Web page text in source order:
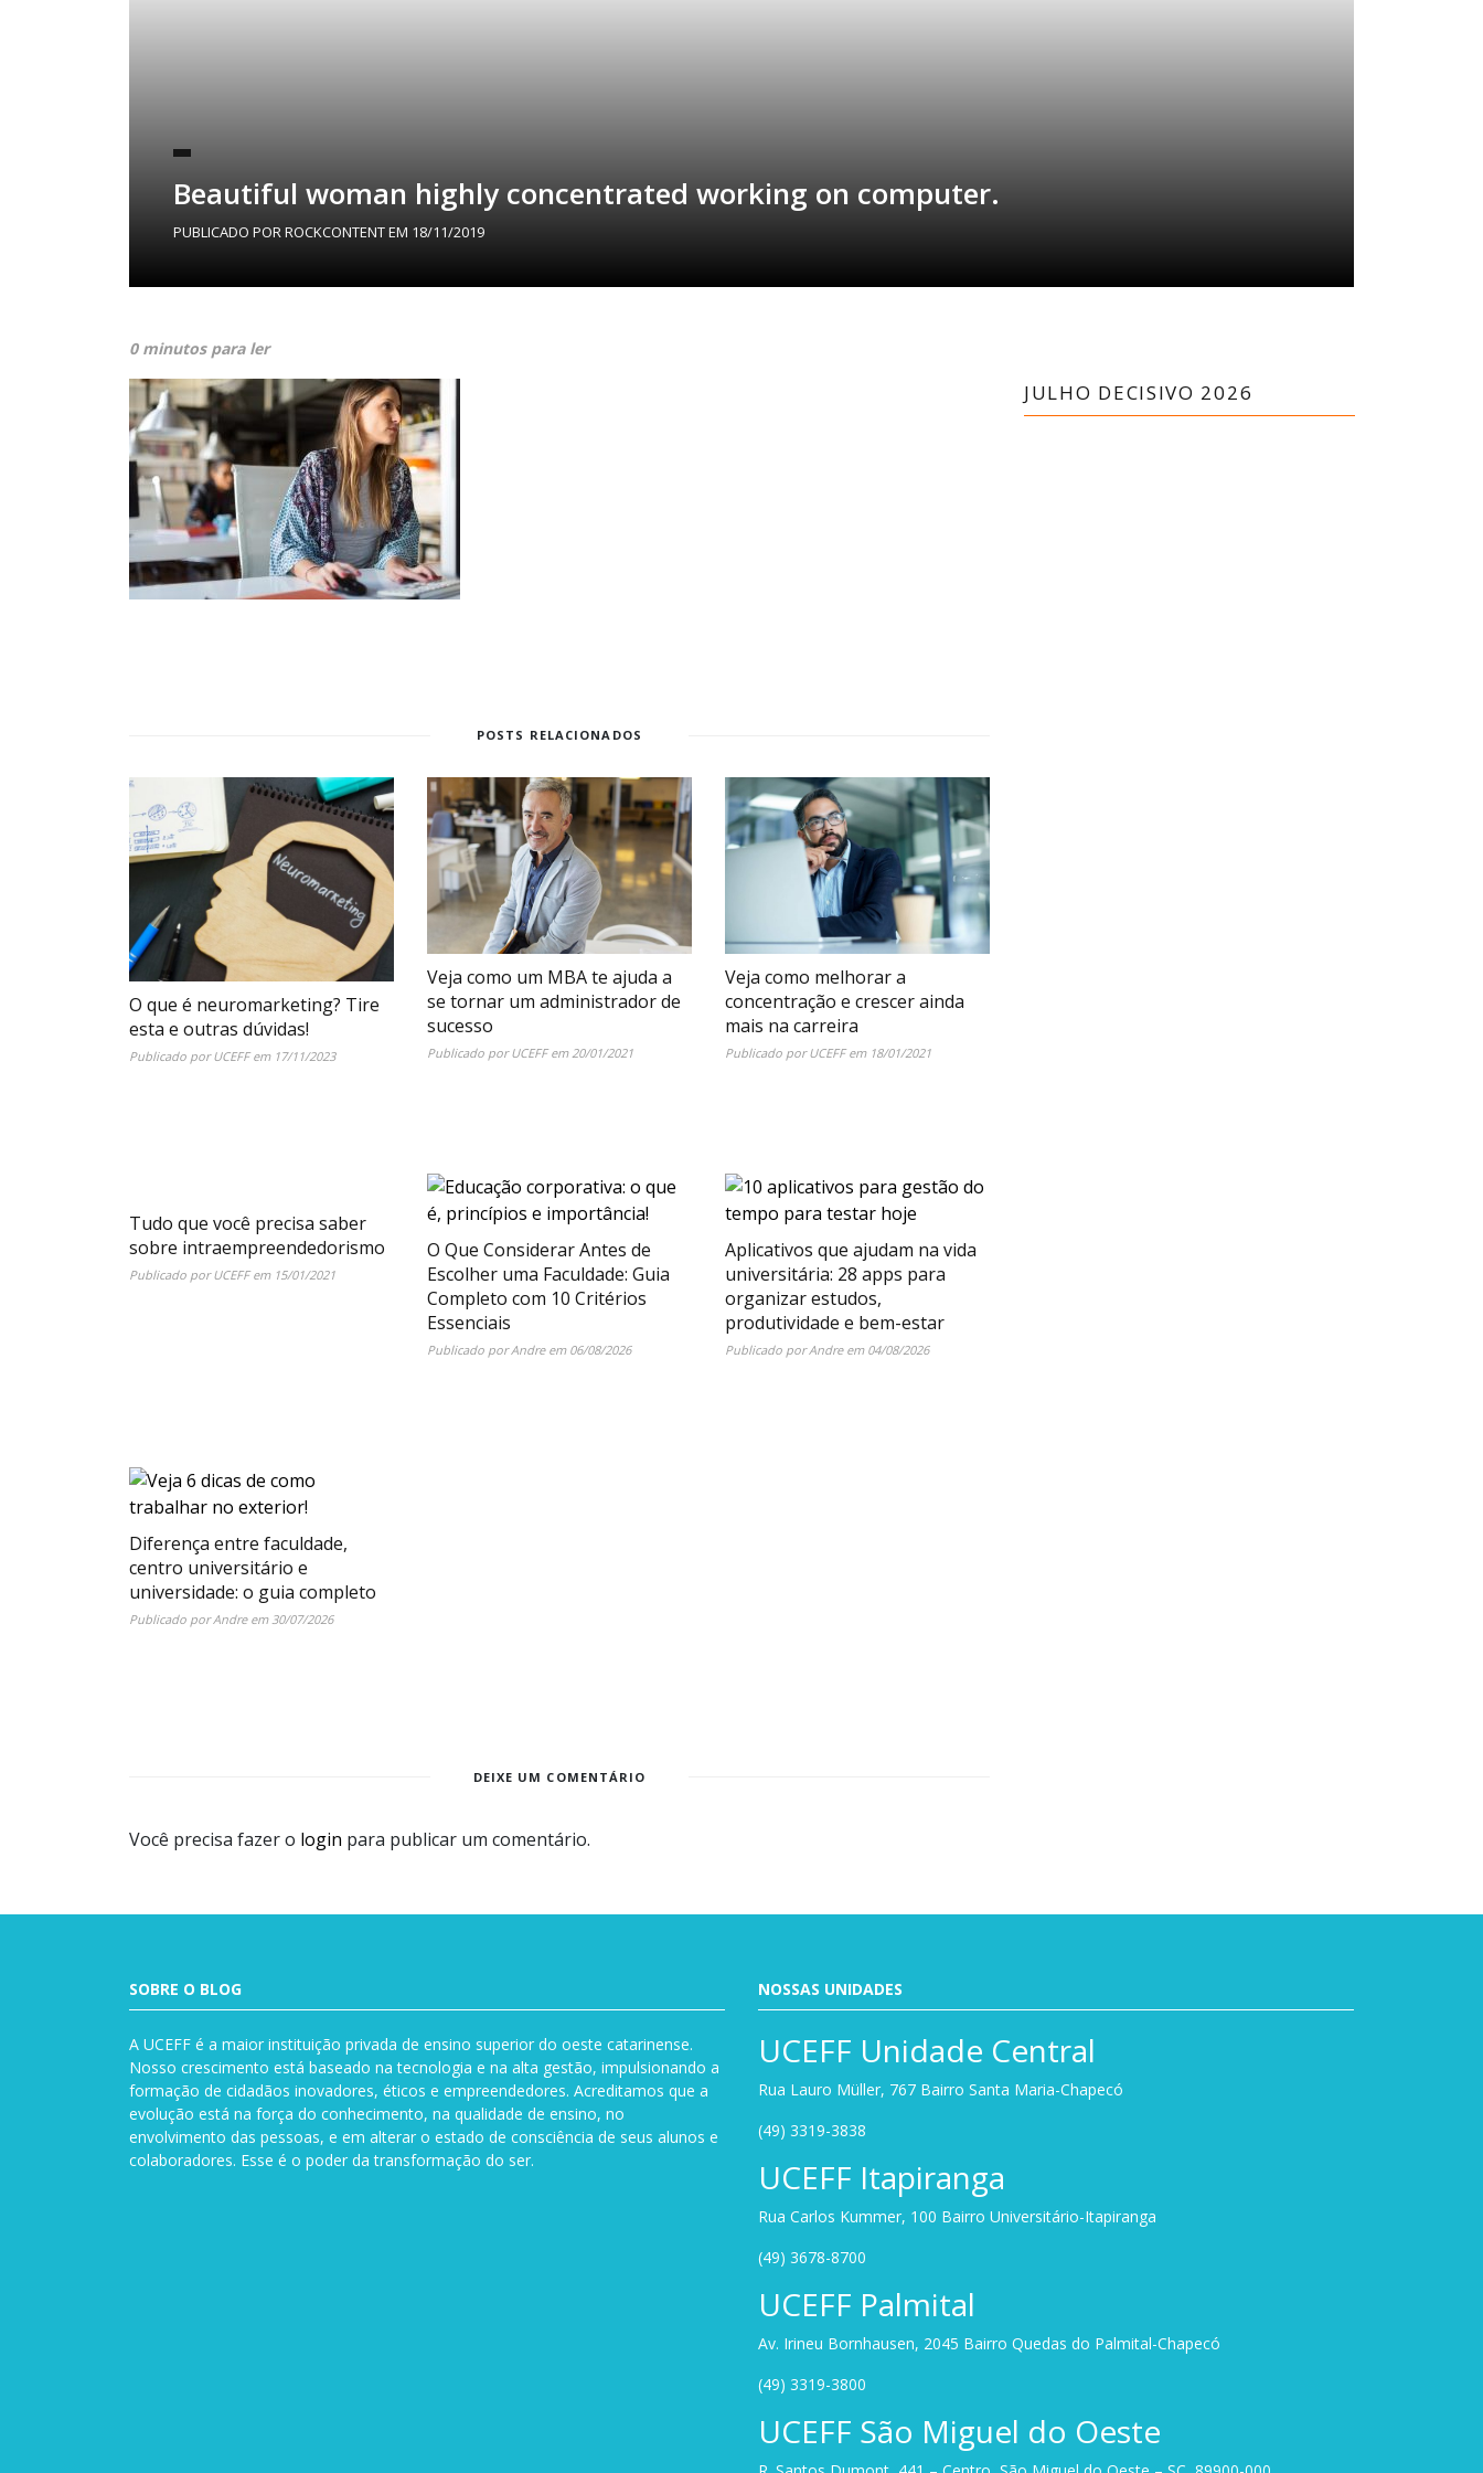
Beautiful woman highly concentrated working on computer.
PUBLICADO PORROCKCONTENTEM 18/11/2019
0 minutos para ler
POSTS RELACIONADOS
O que é neuromarketing? Tire
esta e outras dúvidas!
Publicado porUCEFFem 17/11/2023
Veja como um MBA te ajuda a
se tornar um administrador de
sucesso
Publicado porUCEFFem 20/01/2021
Veja como melhorar a
concentração e crescer ainda
mais na carreira
Publicado porUCEFFem 18/01/2021
Tudo que você precisa saber
sobre intraempreendedorismo
Publicado porUCEFFem 15/01/2021
O Que Considerar Antes de
Escolher uma Faculdade: Guia
Completo com 10 Critérios
Essenciais
Publicado porAndreem 06/08/2026
Aplicativos que ajudam na vida
universitária: 28 apps para
organizar estudos,
produtividade e bem-estar
Publicado porAndreem 04/08/2026
Diferença entre faculdade,
centro universitário e
universidade: o guia completo
Publicado porAndreem 30/07/2026
DEIXE UM COMENTÁRIO
Você precisa fazer o login para publicar um comentário.
JULHO DECISIVO 2026
SOBRE O BLOG
A UCEFF é a maior instituição privada de ensino superior do oeste catarinense.
Nosso crescimento está baseado na tecnologia e na alta gestão, impulsionando a
formação de cidadãos inovadores, éticos e empreendedores. Acreditamos que a
evolução está na força do conhecimento, na qualidade de ensino, no
envolvimento das pessoas, e em alterar o estado de consciência de seus alunos e
colaboradores. Esse é o poder da transformação do ser.
NOSSAS UNIDADES
UCEFF Unidade Central
Rua Lauro Müller, 767 Bairro Santa Maria-Chapecó
(49) 3319-3838
UCEFF Itapiranga
Rua Carlos Kummer, 100 Bairro Universitário-Itapiranga
(49) 3678-8700
UCEFF Palmital
Av. Irineu Bornhausen, 2045 Bairro Quedas do Palmital-Chapecó
(49) 3319-3800
UCEFF São Miguel do Oeste